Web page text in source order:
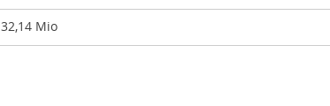
32,14 Mio